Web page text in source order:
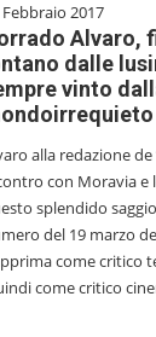
2017
Alvaro,
dalle
vinto
alla redazione
con Moravia e
splendido
del 19 marzo
come critico
come critico